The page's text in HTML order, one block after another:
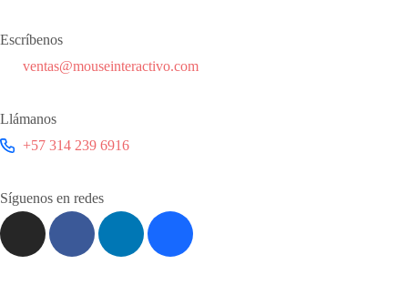
Escríbenos
ventas@mouseinteractivo.com
Llámanos
+57 314 239 6916
Síguenos en redes